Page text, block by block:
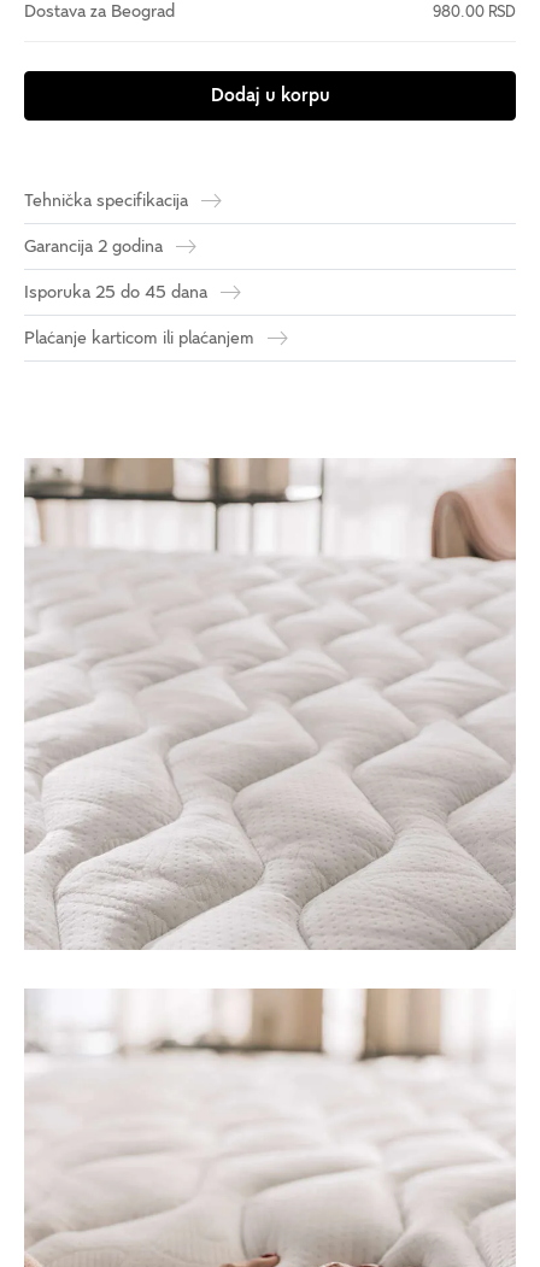
Dostava za Beograd 980.00 RSD
Dodaj u korpu
Tehnička specifikacija
Garancija 2 godina
Isporuka 25 do 45 dana
Plaćanje karticom ili plaćanjem